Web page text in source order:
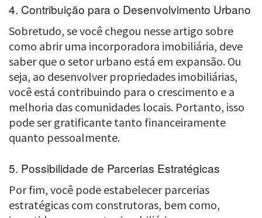
4. Contribuição para o Desenvolvimento Urbano
Sobretudo, se você chegou nesse artigo sobre
como abrir uma incorporadora imobiliária, deve
saber que o setor urbano está em expansão. Ou
seja, ao desenvolver propriedades imobiliárias,
você está contribuindo para o crescimento e a
melhoria das comunidades locais. Portanto, isso
pode ser gratificante tanto financeiramente
quanto pessoalmente.
5. Possibilidade de Parcerias Estratégicas
Por fim, você pode estabelecer parcerias
estratégicas com construtoras, bem como,